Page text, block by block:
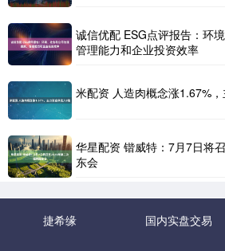
诚信优配 ESG点评报告：环
管理能力和企业投资效率
米配资 人造肉概念涨1.67%
华星配资 锴威特：7月7日将
东会
捷希缘 国内实盘交易